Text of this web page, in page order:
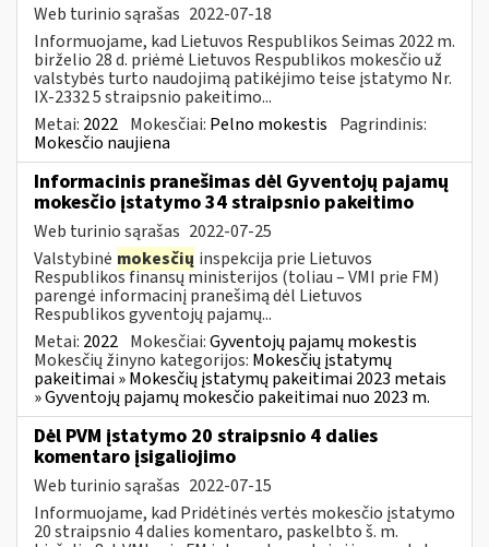
Web turinio sąrašas 2022-07-18
Informuojame, kad Lietuvos Respublikos Seimas 2022 m.
birželio 28 d. priėmė Lietuvos Respublikos mokesčio už
valstybės turto naudojimą patikėjimo teise įstatymo Nr.
IX-2332 5 straipsnio pakeitimo...
Metai: 2022 Mokesčiai: Pelno mokestis Pagrindinis:
Mokesčio naujiena
Informacinis pranešimas dėl Gyventojų pajamų
mokesčio įstatymo 34 straipsnio pakeitimo
Web turinio sąrašas 2022-07-25
Valstybinė mokesčių inspekcija prie Lietuvos
Respublikos finansų ministerijos (toliau – VMI prie FM)
parengė informacinį pranešimą dėl Lietuvos
Respublikos gyventojų pajamų...
Metai: 2022 Mokesčiai:Gyventojų pajamų mokestis
Mokesčių žinyno kategorijos: Mokesčių įstatymų
pakeitimai » Mokesčių įstatymų pakeitimai 2023 metais
» Gyventojų pajamų mokesčio pakeitimai nuo 2023 m.
Dėl PVM įstatymo 20 straipsnio 4 dalies
komentaro įsigaliojimo
Web turinio sąrašas 2022-07-15
Informuojame, kad Pridėtinės vertės mokesčio įstatymo
20 straipsnio 4 dalies komentaro, paskelbto š. m.